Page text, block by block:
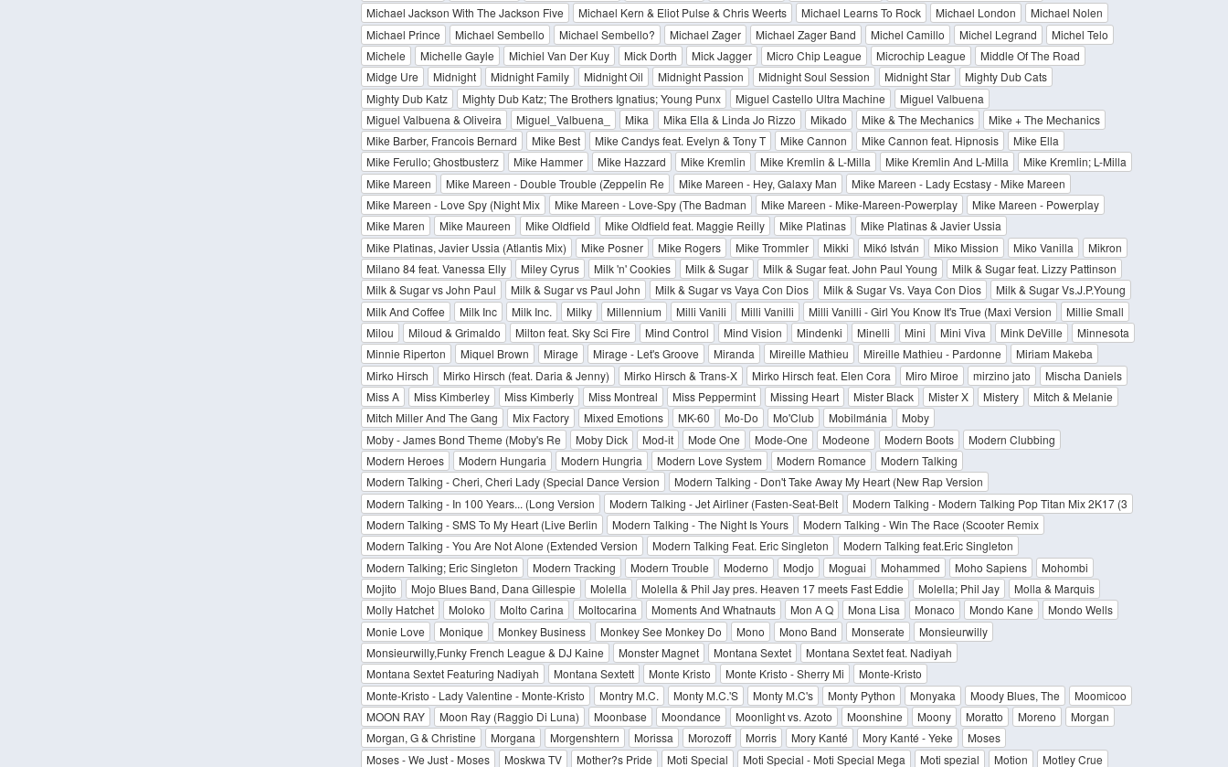
Michael Jackson With The Jackson Five
Michael Kern & Eliot Pulse & Chris Weerts Michael Learns To Rock Michael London
Michael Nolen
Michael Prince
Michael Sembello Michael Sembello? Michael Zager Michael Zager Band Michel Camillo Michel Legrand
Michel Telo
Michele
Michelle Gayle Michiel Van Der Kuy Mick Dorth Mick Jagger Micro Chip League Microchip League
Middle Of The Road
Midge Ure
Midnight Midnight Family Midnight Oil Midnight Passion Midnight Soul Session Midnight Star
Mighty Dub Cats
Mighty Dub Katz
Mighty Dub Katz; The Brothers Ignatius; Young Punx Miguel Castello Ultra Machine
Miguel Valbuena
Miguel Valbuena & Oliveira
Miguel_Valbuena_ Mika Mika Ella & Linda Jo Rizzo Mikado Mike & The Mechanics
Mike + The Mechanics
Mike Barber, Francois Bernard
Mike Best Mike Candys feat. Evelyn & Tony T Mike Cannon Mike Cannon feat. Hipnosis
Mike Ella
Mike Ferullo; Ghostbusterz
Mike Hammer Mike Hazzard Mike Kremlin Mike Kremlin & L-Milla Mike Kremlin And L-Milla
Mike Kremlin; L-Milla
Mike Mareen
Mike Mareen - Double Trouble (Zeppelin Re Mike Mareen - Hey, Galaxy Man
Mike Mareen - Lady Ecstasy - Mike Mareen
Mike Mareen - Love Spy (Night Mix
Mike Mareen - Love-Spy (The Badman Mike Mareen - Mike-Mareen-Powerplay
Mike Mareen - Powerplay
Mike Maren
Mike Maureen Mike Oldfield Mike Oldfield feat. Maggie Reilly Mike Platinas
Mike Platinas & Javier Ussia
Mike Platinas, Javier Ussia (Atlantis Mix)
Mike Posner Mike Rogers Mike Trommler Mikki Mikó István Miko Mission Miko Vanilla
Mikron
Milano 84 feat. Vanessa Elly
Miley Cyrus Milk 'n' Cookies Milk & Sugar Milk & Sugar feat. John Paul Young
Milk & Sugar feat. Lizzy Pattinson
Milk & Sugar vs John Paul
Milk & Sugar vs Paul John Milk & Sugar vs Vaya Con Dios Milk & Sugar Vs. Vaya Con Dios
Milk & Sugar Vs.J.P.Young
Milk And Coffee
Milk Inc Milk Inc. Milky Millennium Milli Vanili Milli Vanilli Milli Vanilli - Girl You Know It's True (Maxi Version
Millie Small
Milou
Miloud & Grimaldo Milton feat. Sky Sci Fire Mind Control Mind Vision Mindenki Minelli Mini Mini Viva Mink DeVille
Minnesota
Minnie Riperton
Miquel Brown Mirage Mirage - Let's Groove Miranda Mireille Mathieu Mireille Mathieu - Pardonne
Miriam Makeba
Mirko Hirsch
Mirko Hirsch (feat. Daria & Jenny) Mirko Hirsch & Trans-X Mirko Hirsch feat. Elen Cora Miro Miroe mirzino jato
Mischa Daniels
Miss A
Miss Kimberley Miss Kimberly Miss Montreal Miss Peppermint Missing Heart Mister Black Mister X Mistery
Mitch & Melanie
Mitch Miller And The Gang
Mix Factory Mixed Emotions MK-60 Mo-Do Mo'Club Mobilmánia
Moby
Moby - James Bond Theme (Moby's Re
Moby Dick Mod-it Mode One Mode-One Modeone Modern Boots
Modern Clubbing
Modern Heroes
Modern Hungaria Modern Hungria Modern Love System Modern Romance
Modern Talking
Modern Talking - Cheri, Cheri Lady (Special Dance Version
Modern Talking - Don't Take Away My Heart (New Rap Version
Modern Talking - In 100 Years... (Long Version
Modern Talking - Jet Airliner (Fasten-Seat-Belt
Modern Talking - Modern Talking Pop Titan Mix 2K17 (3
Modern Talking - SMS To My Heart (Live Berlin
Modern Talking - The Night Is Yours
Modern Talking - Win The Race (Scooter Remix
Modern Talking - You Are Not Alone (Extended Version
Modern Talking Feat. Eric Singleton
Modern Talking feat.Eric Singleton
Modern Talking; Eric Singleton
Modern Tracking Modern Trouble Moderno Modjo Moguai Mohammed Moho Sapiens
Mohombi
Mojito
Mojo Blues Band, Dana Gillespie Molella Molella & Phil Jay pres. Heaven 17 meets Fast Eddie Molella; Phil Jay
Molla & Marquis
Molly Hatchet
Moloko Molto Carina Moltocarina Moments And Whatnauts Mon A Q Mona Lisa Monaco Mondo Kane
Mondo Wells
Monie Love
Monique Monkey Business Monkey See Monkey Do Mono Mono Band Monserate
Monsieurwilly
Monsieurwilly,Funky French League & DJ Kaine
Monster Magnet Montana Sextet
Montana Sextet feat. Nadiyah
Montana Sextet Featuring Nadiyah
Montana Sextett Monte Kristo Monte Kristo - Sherry Mi
Monte-Kristo
Monte-Kristo - Lady Valentine - Monte-Kristo
Montry M.C. Monty M.C.'S Monty M.C's Monty Python Monyaka Moody Blues, The
Moomicoo
MOON RAY
Moon Ray (Raggio Di Luna) Moonbase Moondance Moonlight vs. Azoto Moonshine Moony Moratto Moreno
Morgan
Morgan, G & Christine
Morgana Morgenshtern Morissa Morozoff Morris Mory Kanté Mory Kanté - Yeke
Moses
Moses - We Just - Moses
Moskwa TV Mother?s Pride Moti Special Moti Special - Moti Special Mega Moti spezial Motion Motley Crue